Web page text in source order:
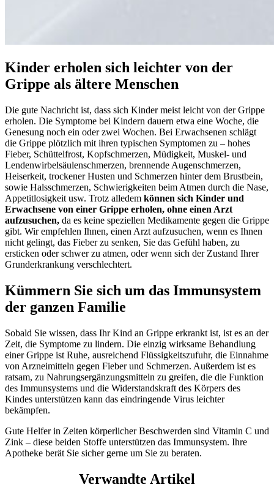
Kinder erholen sich leichter von der
Grippe als ältere Menschen
Die gute Nachricht ist, dass sich Kinder meist leicht von der Grippe
erholen. Die Symptome bei Kindern dauern etwa eine Woche, die
Genesung noch ein oder zwei Wochen. Bei Erwachsenen schlägt
die Grippe plötzlich mit ihren typischen Symptomen zu – hohes
Fieber, Schüttelfrost, Kopfschmerzen, Müdigkeit, Muskel- und
Lendenwirbelsäulenschmerzen, brennende Augenschmerzen,
Heiserkeit, trockener Husten und Schmerzen hinter dem Brustbein,
sowie Halsschmerzen, Schwierigkeiten beim Atmen durch die Nase,
Appetitlosigkeit usw. Trotz alledem können sich Kinder und
Erwachsene von einer Grippe erholen, ohne einen Arzt
aufzusuchen, da es keine speziellen Medikamente gegen die Grippe
gibt. Wir empfehlen Ihnen, einen Arzt aufzusuchen, wenn es Ihnen
nicht gelingt, das Fieber zu senken, Sie das Gefühl haben, zu
ersticken oder schwer zu atmen, oder wenn sich der Zustand Ihrer
Grunderkrankung verschlechtert.
Kümmern Sie sich um das Immunsystem
der ganzen Familie
Sobald Sie wissen, dass Ihr Kind an Grippe erkrankt ist, ist es an der
Zeit, die Symptome zu lindern. Die einzig wirksame Behandlung
einer Grippe ist Ruhe, ausreichend Flüssigkeitszufuhr, die Einnahme
von Arzneimitteln gegen Fieber und Schmerzen. Außerdem ist es
ratsam, zu Nahrungsergänzungsmitteln zu greifen, die die Funktion
des Immunsystems und die Widerstandskraft des Körpers des
Kindes unterstützen kann das eindringende Virus leichter
bekämpfen.
Gute Helfer in Zeiten körperlicher Beschwerden sind Vitamin C und
Zink – diese beiden Stoffe unterstützen das Immunsystem. Ihre
Apotheke berät Sie sicher gerne um Sie zu beraten.
Verwandte Artikel